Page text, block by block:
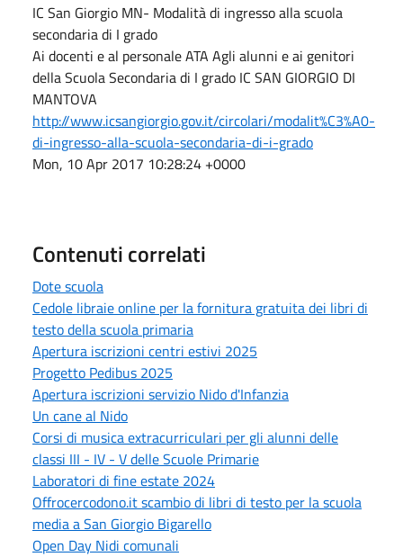
IC San Giorgio MN- Modalità di ingresso alla scuola
secondaria di I grado
Ai docenti e al personale ATA Agli alunni e ai genitori
della Scuola Secondaria di I grado IC SAN GIORGIO DI
MANTOVA
http://www.icsangiorgio.gov.it/circolari/modalit%C3%A0-
di-ingresso-alla-scuola-secondaria-di-i-grado
Mon, 10 Apr 2017 10:28:24 +0000
Contenuti correlati
Dote scuola
Cedole libraie online per la fornitura gratuita dei libri di
testo della scuola primaria
Apertura iscrizioni centri estivi 2025
Progetto Pedibus 2025
Apertura iscrizioni servizio Nido d'Infanzia
Un cane al Nido
Corsi di musica extracurriculari per gli alunni delle
classi III - IV - V delle Scuole Primarie
Laboratori di fine estate 2024
Offrocercodono.it scambio di libri di testo per la scuola
media a San Giorgio Bigarello
Open Day Nidi comunali